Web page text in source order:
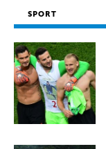
SPORT